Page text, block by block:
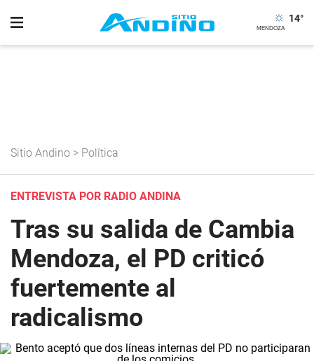
14°
Sitio Andino > Política
ENTREVISTA POR RADIO ANDINA
Tras su salida de Cambia
Mendoza, el PD criticó
fuertemente al
radicalismo